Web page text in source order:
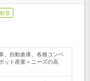
迎
、自動倉庫、各種コンベ
ット産業＝ニーズの高